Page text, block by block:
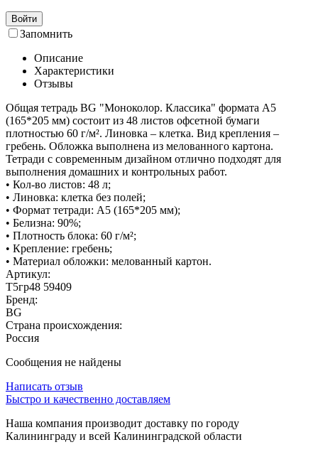
Войти
Запомнить
Описание
Характеристики
Отзывы
Общая тетрадь BG "Моноколор. Классика" формата А5
(165*205 мм) состоит из 48 листов офсетной бумаги
плотностью 60 г/м². Линовка – клетка. Вид крепления –
гребень. Обложка выполнена из мелованного картона.
Тетради с современным дизайном отлично подходят для
выполнения домашних и контрольных работ.
• Кол-во листов: 48 л;
• Линовка: клетка без полей;
• Формат тетради: А5 (165*205 мм);
• Белизна: 90%;
• Плотность блока: 60 г/м²;
• Крепление: гребень;
• Материал обложки: мелованный картон.
Артикул:
Т5гр48 59409
Бренд:
BG
Страна происхождения:
Россия
Сообщения не найдены
Написать отзыв
Быстро и качественно доставляем
Наша компания производит доставку по городу
Калининграду и всей Калининградской области